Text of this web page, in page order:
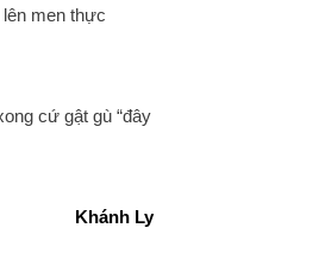
men thực
cứ gật gù “đây
Khánh Ly